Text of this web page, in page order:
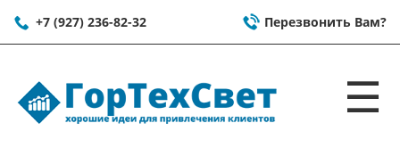
+7 (927) 236-82-32 Перезвонить Вам?
☰